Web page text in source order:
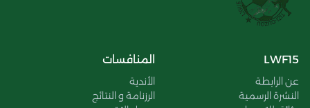
LWF15
عن الرابطة
النشرة الرسمية
المنافسات
الأندية
الرزنامة و النتائج